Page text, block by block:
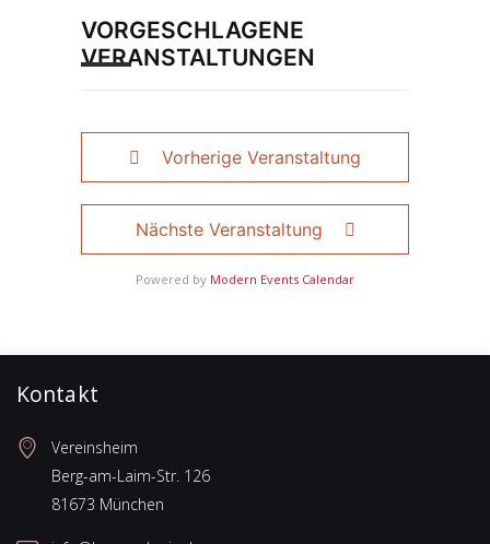
VORGESCHLAGENE
VERANSTALTUNGEN
Vorherige Veranstaltung
Nächste Veranstaltung
Powered by Modern Events Calendar
Kontakt
Vereinsheim
Berg-am-Laim-Str. 126
81673 München